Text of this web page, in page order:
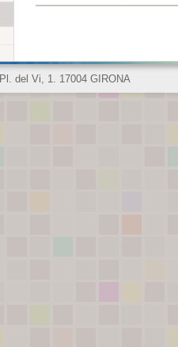
Pl. del Vi, 1. 17004 GIRONA